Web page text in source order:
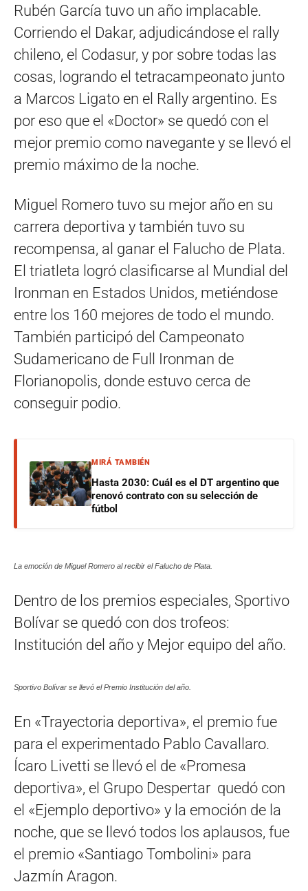
Rubén García tuvo un año implacable.
Corriendo el Dakar, adjudicándose el rally
chileno, el Codasur, y por sobre todas las
cosas, logrando el tetracampeonato junto
a Marcos Ligato en el Rally argentino. Es
por eso que el «Doctor» se quedó con el
mejor premio como navegante y se llevó el
premio máximo de la noche.
Miguel Romero tuvo su mejor año en su
carrera deportiva y también tuvo su
recompensa, al ganar el Falucho de Plata.
El triatleta logró clasificarse al Mundial del
Ironman en Estados Unidos, metiéndose
entre los 160 mejores de todo el mundo.
También participó del Campeonato
Sudamericano de Full Ironman de
Florianopolis, donde estuvo cerca de
conseguir podio.
MIRÁ TAMBIÉN
Hasta 2030: Cuál es el DT argentino que
renovó contrato con su selección de
fútbol
La emoción de Miguel Romero al recibir el Falucho de Plata.
Dentro de los premios especiales, Sportivo
Bolívar se quedó con dos trofeos:
Institución del año y Mejor equipo del año.
Sportivo Bolívar se llevó el Premio Institución del año.
En «Trayectoria deportiva», el premio fue
para el experimentado Pablo Cavallaro.
Ícaro Livetti se llevó el de «Promesa
deportiva», el Grupo Despertar quedó con
el «Ejemplo deportivo» y la emoción de la
noche, que se llevó todos los aplausos, fue
el premio «Santiago Tombolini» para
Jazmín Aragon.